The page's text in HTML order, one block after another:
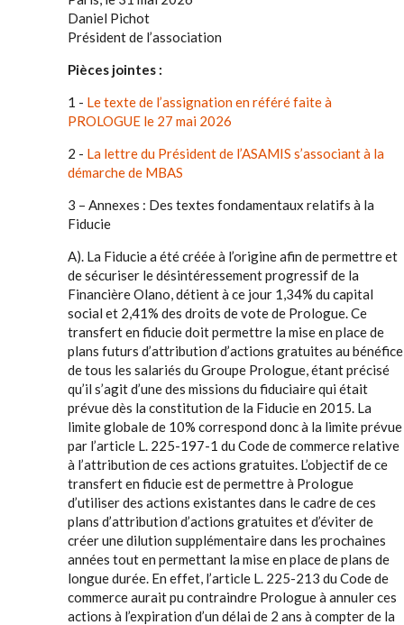
Daniel Pichot
Président de l’association
Pièces jointes :
1 - Le texte de l’assignation en référé faite à
PROLOGUE le 27 mai 2026
2 - La lettre du Président de l’ASAMIS s’associant à la
démarche de MBAS
3 – Annexes : Des textes fondamentaux relatifs à la
Fiducie
A). La Fiducie a été créée à l’origine afin de permettre et
de sécuriser le désintéressement progressif de la
Financière Olano, détient à ce jour 1,34% du capital
social et 2,41% des droits de vote de Prologue. Ce
transfert en fiducie doit permettre la mise en place de
plans futurs d’attribution d’actions gratuites au bénéfice
de tous les salariés du Groupe Prologue, étant précisé
qu’il s’agit d’une des missions du fiduciaire qui était
prévue dès la constitution de la Fiducie en 2015. La
limite globale de 10% correspond donc à la limite prévue
par l’article L. 225-197-1 du Code de commerce relative
à l’attribution de ces actions gratuites. L’objectif de ce
transfert en fiducie est de permettre à Prologue
d’utiliser des actions existantes dans le cadre de ces
plans d’attribution d’actions gratuites et d’éviter de
créer une dilution supplémentaire dans les prochaines
années tout en permettant la mise en place de plans de
longue durée. En effet, l’article L. 225-213 du Code de
commerce aurait pu contraindre Prologue à annuler ces
actions à l’expiration d’un délai de 2 ans à compter de la